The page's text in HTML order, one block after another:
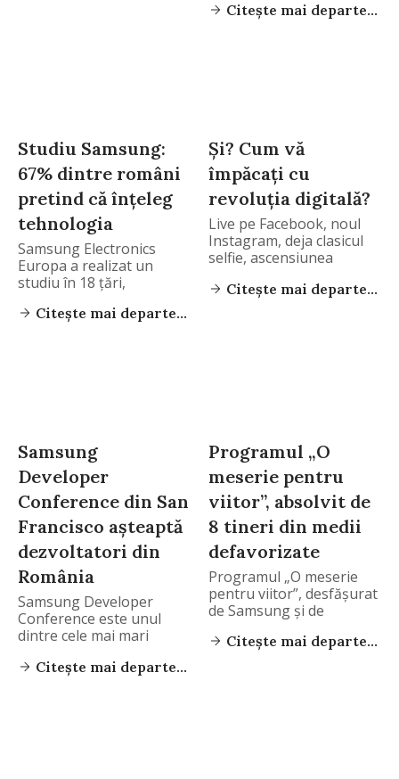
Citește mai departe...
Studiu Samsung:
67% dintre români
pretind că înțeleg
tehnologia
Samsung Electronics
Europa a realizat un
studiu în 18 țări,
Citește mai departe...
Și? Cum vă
împăcați cu
revoluția digitală?
Live pe Facebook, noul
Instagram, deja clasicul
selfie, ascensiunea
Citește mai departe...
Samsung
Developer
Conference din San
Francisco așteaptă
dezvoltatori din
România
Samsung Developer
Conference este unul
dintre cele mai mari
Citește mai departe...
Programul „O
meserie pentru
viitor”, absolvit de
8 tineri din medii
defavorizate
Programul „O meserie
pentru viitor”, desfășurat
de Samsung și de
Citește mai departe...